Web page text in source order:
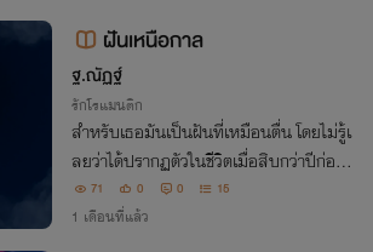
ฝันเหนือกาล
ฐ.ณัฏฐ์
รักโรแมนติก
สำหรับเธอมันเป็นฝันที่เหมือนตื่น โดยไม่รู้เ
ลยว่าได้ปรากฏตัวในชีวิตเมื่อสิบกว่าปีก่อนข
องเขา สำหรับเขามันเป็นตื่นที่เหมือนฝัน กา
รพบกันที่อธิบายไม่ได้ และหลักฐานจริงทิ้งไ
71 0 0 15
1 เดือนที่แล้ว